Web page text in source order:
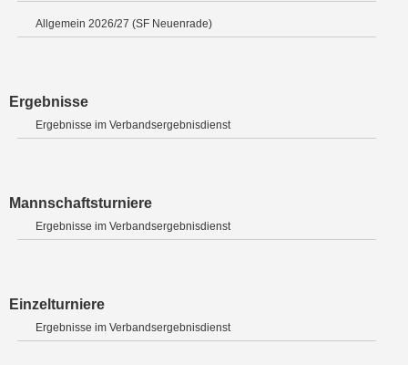
Allgemein 2026/27 (SF Neuenrade)
Ergebnisse
Ergebnisse im Verbandsergebnisdienst
Mannschaftsturniere
Ergebnisse im Verbandsergebnisdienst
Einzelturniere
Ergebnisse im Verbandsergebnisdienst